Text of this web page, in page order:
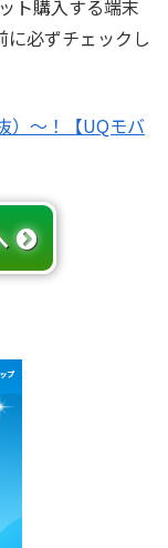
ト購入する端末
に必ずチェックし
）～！【UQモバ